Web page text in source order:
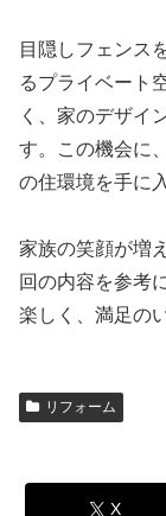
目隠しフェンス
るプライベート
く、家のデザイ
す。この機会に
の住環境を手に
家族の笑顔が増
回の内容を参考
楽しく、満足の
リフォーム
X